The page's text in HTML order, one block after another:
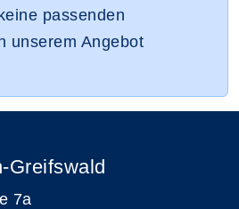
passenden
unserem Angebot
Greifswald
7a